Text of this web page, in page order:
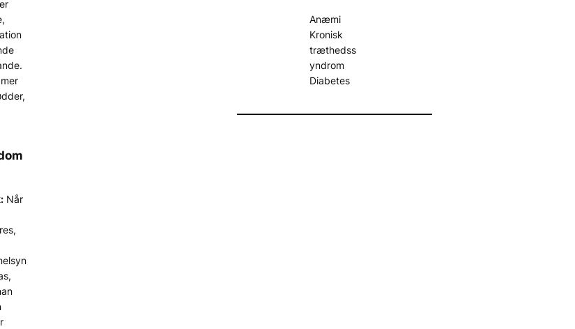
Når
Anæmi
Kronisk
træthedss
yndrom
Diabetes